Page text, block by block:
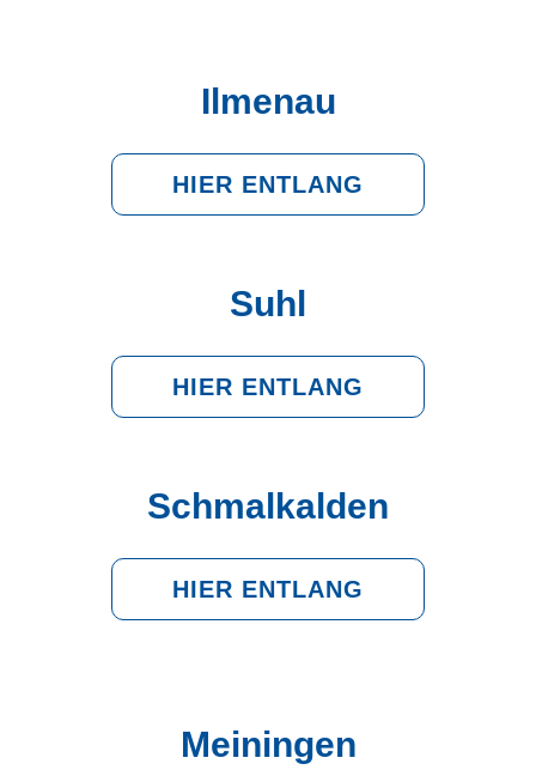
Ilmenau
HIER ENTLANG
Suhl
HIER ENTLANG
Schmalkalden
HIER ENTLANG
Meiningen